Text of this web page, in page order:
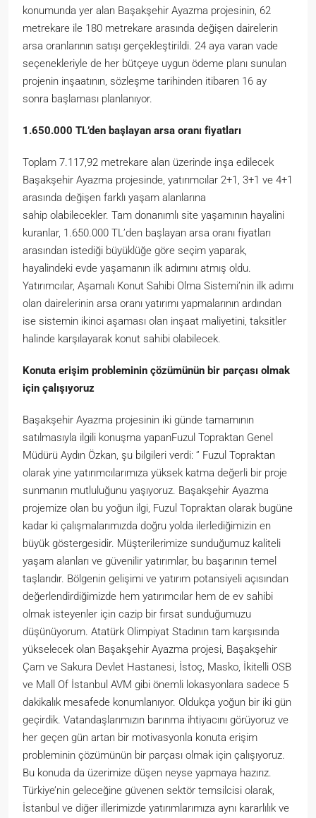
konumunda yer alan Başakşehir Ayazma projesinin, 62
metrekare ile 180 metrekare arasında değişen dairelerin
arsa oranlarının satışı gerçekleştirildi. 24 aya varan vade
seçenekleriyle de her bütçeye uygun ödeme planı sunulan
projenin inşaatının, sözleşme tarihinden itibaren 16 ay
sonra başlaması planlanıyor.
1.650.000 TL’den başlayan arsa oranı fiyatları
Toplam 7.117,92 metrekare alan üzerinde inşa edilecek
Başakşehir Ayazma projesinde, yatırımcılar 2+1, 3+1 ve 4+1
arasında değişen farklı yaşam alanlarına
sahip olabilecekler. Tam donanımlı site yaşamının hayalini
kuranlar, 1.650.000 TL’den başlayan arsa oranı fiyatları
arasından istediği büyüklüğe göre seçim yaparak,
hayalindeki evde yaşamanın ilk adımını atmış oldu.
Yatırımcılar, Aşamalı Konut Sahibi Olma Sistemi’nin ilk adımı
olan dairelerinin arsa oranı yatırımı yapmalarının ardından
ise sistemin ikinci aşaması olan inşaat maliyetini, taksitler
halinde karşılayarak konut sahibi olabilecek.
Konuta erişim probleminin çözümünün bir parçası olmak
için çalışıyoruz
Başakşehir Ayazma projesinin iki günde tamamının
satılmasıyla ilgili konuşma yapanFuzul Topraktan Genel
Müdürü Aydın Özkan, şu bilgileri verdi: ‘’ Fuzul Topraktan
olarak yine yatırımcılarımıza yüksek katma değerli bir proje
sunmanın mutluluğunu yaşıyoruz. Başakşehir Ayazma
projemize olan bu yoğun ilgi, Fuzul Topraktan olarak bugüne
kadar ki çalışmalarımızda doğru yolda ilerlediğimizin en
büyük göstergesidir. Müşterilerimize sunduğumuz kaliteli
yaşam alanları ve güvenilir yatırımlar, bu başarının temel
taşlarıdır. Bölgenin gelişimi ve yatırım potansiyeli açısından
değerlendirdiğimizde hem yatırımcılar hem de ev sahibi
olmak isteyenler için cazip bir fırsat sunduğumuzu
düşünüyorum. Atatürk Olimpiyat Stadının tam karşısında
yükselecek olan Başakşehir Ayazma projesi, Başakşehir
Çam ve Sakura Devlet Hastanesi, İstoç, Masko, İkitelli OSB
ve Mall Of İstanbul AVM gibi önemli lokasyonlara sadece 5
dakikalık mesafede konumlanıyor. Oldukça yoğun bir iki gün
geçirdik. Vatandaşlarımızın barınma ihtiyacını görüyoruz ve
her geçen gün artan bir motivasyonla konuta erişim
probleminin çözümünün bir parçası olmak için çalışıyoruz.
Bu konuda da üzerimize düşen neyse yapmaya hazırız.
Türkiye’nin geleceğine güvenen sektör temsilcisi olarak,
İstanbul ve diğer illerimizde yatırımlarımıza aynı kararlılık ve